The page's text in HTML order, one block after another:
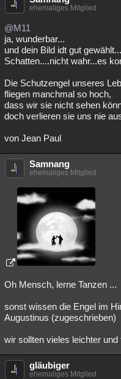
ehemaliges Mitglied
@M11
ja, wunderbar...
und dein Bild idt gut
Schatten....nicht wahr...es
Die Schutzengel unseres
fliegen manchmal so hoch,
dass wir sie nicht sehen
doch verlieren sie uns nie
von Jean Paul
Samnang
ehemaliges Mitglied
Oh Mensch, lerne Tanzen ...
sonst wissen die Engel im
Augustinus (zugeschrieben)
wir sollten vieles leichter und
gläubiger
ehemaliges Mitglied